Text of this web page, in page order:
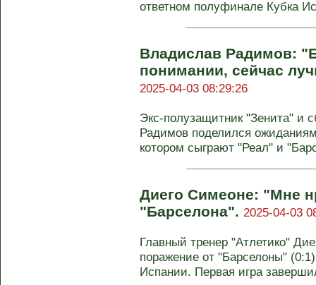
ответном полуфинале Кубка
Владислав Радимов:
понимании, сейчас
2025-04-03 08:29:26
Экс-полузащитник "Зенита" и
Радимов поделился
котором сыграют "Реал" и
Диего Симеоне: "Мне
"Барселона". 2025-04-03
Главный тренер "Атлетико"
поражение от "Барселоны"
Испании. Первая игра